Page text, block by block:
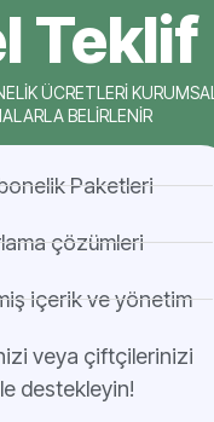
Teklif
ÜCRETLERİ KURUMSAL
BELİRLENİR
Paketleri
çözümleri
içerik ve yönetim
veya çiftçilerinizi
destekleyin!